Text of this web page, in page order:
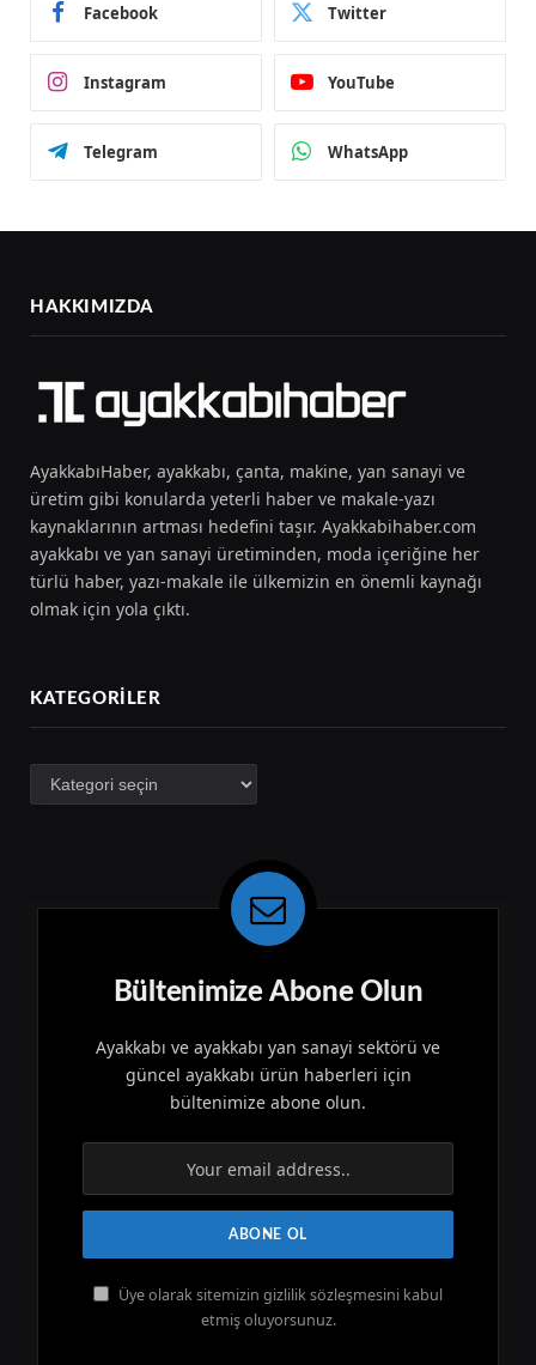
Facebook Twitter
Instagram YouTube
Telegram WhatsApp
HAKKIMIZDA
AyakkabıHaber, ayakkabı, çanta, makine, yan sanayi ve
üretim gibi konularda yeterli haber ve makale-yazı
kaynaklarının artması hedefini taşır. Ayakkabihaber.com
ayakkabı ve yan sanayi üretiminden, moda içeriğine her
türlü haber, yazı-makale ile ülkemizin en önemli kaynağı
olmak için yola çıktı.
KATEGORILER
Kategoriler
Bültenimize Abone Olun
Ayakkabı ve ayakkabı yan sanayi sektörü ve
güncel ayakkabı ürün haberleri için
bültenimize abone olun.
Üye olarak sitemizin gizlilik sözleşmesini kabul
etmiş oluyorsunuz.